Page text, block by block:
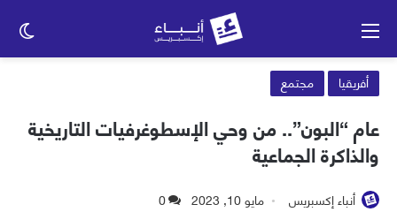
أفريقيا مجتمع
عام “البون”.. من وحي الإسطوغرفيات التاريخية
والذاكرة الجماعية
أنباء إكسبريس مايو 10, 2023 0